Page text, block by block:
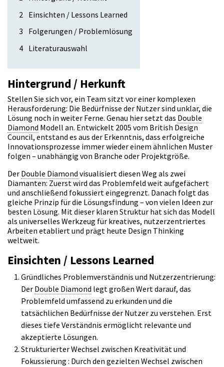
2
Einsichten / Lessons Learned
3
Folgerungen / Problemlösung
4 Literaturauswahl
Hintergrund / Herkunft
Stellen Sie sich vor, ein Team sitzt vor einer komplexen
Herausforderung: Die Bedürfnisse der Nutzer sind unklar, die
Lösung noch in weiter Ferne. Genau hier setzt das Double
Diamond Modell an. Entwickelt 2005 vom British Design
Council, entstand es aus der Erkenntnis, dass erfolgreiche
Innovationsprozesse immer wieder einem ähnlichen Muster
folgen – unabhängig von Branche oder Projektgröße.
Der Double Diamond visualisiert diesen Weg als zwei
Diamanten: Zuerst wird das Problemfeld weit aufgefächert
und anschließend fokussiert eingegrenzt. Danach folgt das
gleiche Prinzip für die Lösungsfindung – von vielen Ideen zur
besten Lösung. Mit dieser klaren Struktur hat sich das Modell
als universelles Werkzeug für kreatives, nutzerzentriertes
Arbeiten etabliert und prägt heute Design Thinking
weltweit.
Einsichten / Lessons Learned
Gründliches Problemverständnis und Nutzerzentrierung:
Der Double Diamond legt großen Wert darauf, das
Problemfeld umfassend zu erkunden und die
tatsächlichen Bedürfnisse der Nutzer zu verstehen. Erst
dieses tiefe Verständnis ermöglicht relevante und
akzeptierte Lösungen.
Strukturierter Wechsel zwischen Kreativität und
Fokussierung : Durch den gezielten Wechsel zwischen